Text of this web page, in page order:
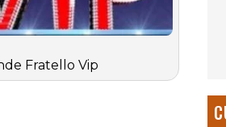
Fratello Vip